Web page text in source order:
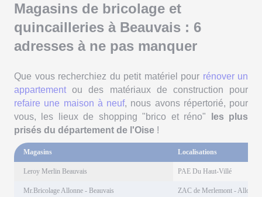
Magasins de bricolage et
quincailleries à Beauvais : 6
adresses à ne pas manquer
Que vous recherchiez du petit matériel pour rénover un
appartement ou des matériaux de construction pour
refaire une maison à neuf, nous avons répertorié, pour
vous, les lieux de shopping "brico et réno"
les plus
prisés du département de l'Oise !
Magasins Localisations
Leroy Merlin Beauvais PAE Du Haut-Villé
Mr.Bricolage Allonne - Beauvais ZAC de Merlemont - Allonne